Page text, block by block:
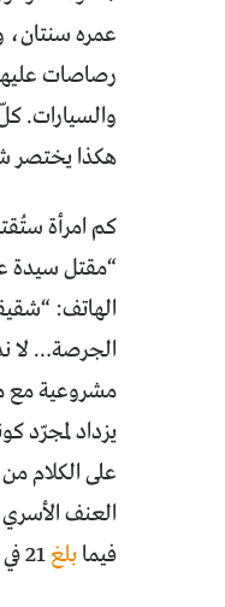
عمره
رصاصات
والسيارات.
هكذا يختصر
كم امرأة
“مقتل سيدة
الهاتف:
الجرصة… لا
مشروعية مع
يزداد لمجرّد
على الكلام
فيما بلغ21 في العام 2023.